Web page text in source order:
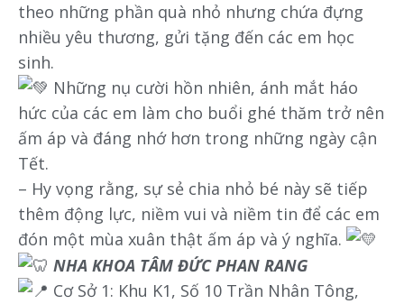
theo những phần quà nhỏ nhưng chứa đựng
nhiều yêu thương, gửi tặng đến các em học
sinh.
Những nụ cười hồn nhiên, ánh mắt háo
hức của các em làm cho buổi ghé thăm trở nên
ấm áp và đáng nhớ hơn trong những ngày cận
Tết.
– Hy vọng rằng, sự sẻ chia nhỏ bé này sẽ tiếp
thêm động lực, niềm vui và niềm tin để các em
đón một mùa xuân thật ấm áp và ý nghĩa.
NHA KHOA TÂM ĐỨC PHAN RANG
Cơ Sở 1: Khu K1, Số 10 Trần Nhân Tông,